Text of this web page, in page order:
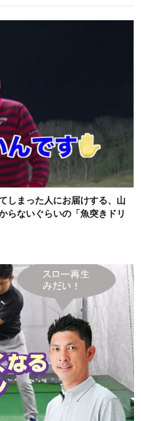
しまった人にお届けする、山
らないぐらいの「魚突きドリ